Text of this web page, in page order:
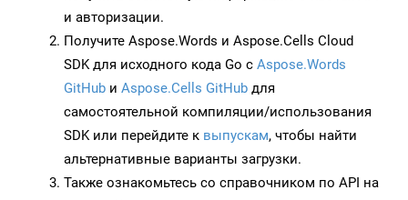
и авторизации.
Получите Aspose.Words и Aspose.Cells Cloud
SDK для исходного кода Go с Aspose.Words
GitHub и Aspose.Cells GitHub для
самостоятельной компиляции/использования
SDK или перейдите к выпускам, чтобы найти
альтернативные варианты загрузки.
Также ознакомьтесь со справочником по API на